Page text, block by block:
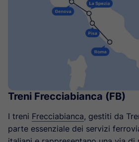
Treni Frecciabianca (FB)
I treni Frecciabianca, gestiti da
parte essenziale dei servizi